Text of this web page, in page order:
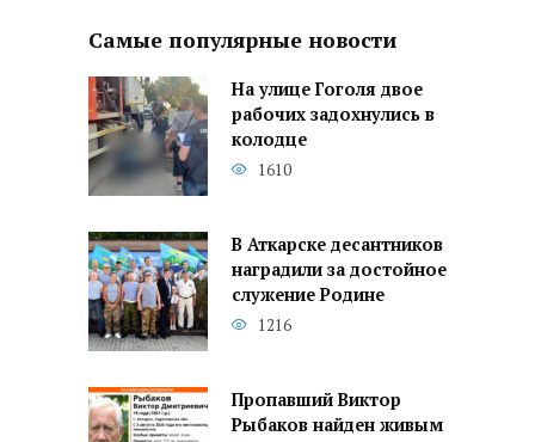
Самые популярные новости
На улице Гоголя двое
рабочих задохнулись в
колодце
1610
В Аткарске десантников
наградили за достойное
служение Родине
1216
Пропавший Виктор
Рыбаков найден живым